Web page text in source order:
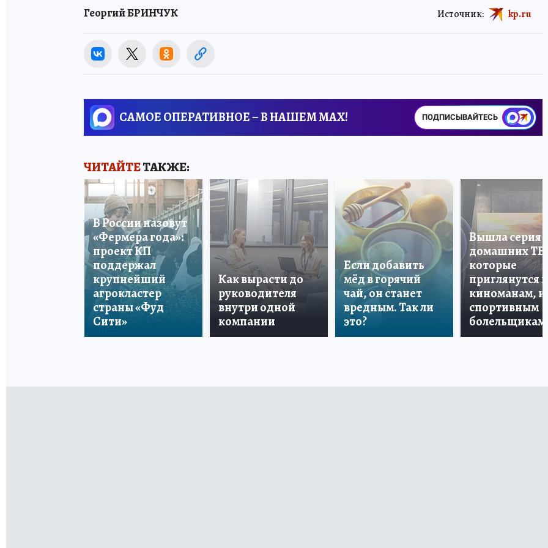
Георгий БРИНЧУК Источник: kp.ru
САМОЕ ОПЕРАТИВНОЕ – В НАШЕМ MAX! ПОДПИСЫВАЙТЕСЬ
ЧИТАЙТЕТАКЖЕ:
В России назовут
«Фермера года»:
проект КП
поддержал
крупнейший
агрокластер
страны «Фуд
Сити»
Как вырасти до
руководителя
внутри одной
компании
Если добавить
мёд в горячий
чай, он станет
вредным. Так ли
это?
Вышла серия
домашних ТВ,
которые
приглянутся и
киноманам, и
спортивным
болельщикам